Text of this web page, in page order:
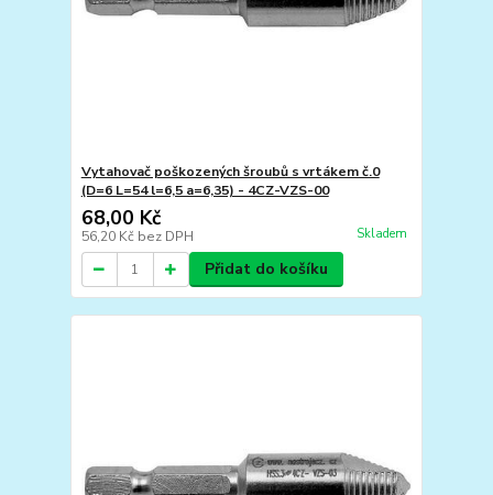
Vytahovač poškozených šroubů s vrtákem č.0
(D=6 L=54 l=6,5 a=6,35) - 4CZ-VZS-00
68,00 Kč
56,20 Kč bez DPH Skladem
Přidat do košíku